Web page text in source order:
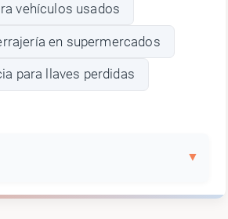
vehículos usados
en supermercados
para llaves perdidas